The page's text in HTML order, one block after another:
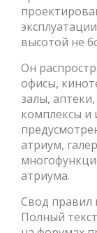
высотой не
Он
офисы,
залы,
комплексы и
атриум,
атриума.
Свод правил
Полный